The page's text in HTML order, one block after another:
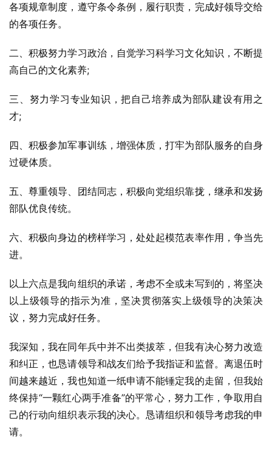
各项规章制度，遵守条令条例，履行职责，完成好领导交给
的各项任务。
二、积极努力学习政治，自觉学习科学习文化知识，不断提
高自己的文化素养;
三、努力学习专业知识，把自己培养成为部队建设有用之
才;
四、积极参加军事训练，增强体质，打牢为部队服务的自身
过硬体质。
五、尊重领导、团结同志，积极向党组织靠拢，继承和发扬
部队优良传统。
六、积极向身边的榜样学习，处处起模范表率作用，争当先
进。
以上六点是我向组织的承诺，考虑不全或未写到的，将坚决
以上级领导的指示为准，坚决贯彻落实上级领导的决策决
议，努力完成好任务。
我深知，我在同年兵中并不出类拔萃，但我有决心努力改造
和纠正，也恳请领导和战友们给予我指证和监督。离退伍时
间越来越近，我也知道一纸申请不能锤定我的走留，但我始
终保持“一颗红心两手准备”的平常心，努力工作，争取用自
己的行动向组织表示我的决心。恳请组织和领导考虑我的申
请。